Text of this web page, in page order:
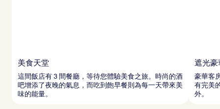
美食天堂
這間飯店有 3 間餐廳，等待您體驗美食之旅。時尚的酒
吧增添了夜晚的氣息，而吃到飽早餐則為每一天帶來美
味的能量。
遮光豪
豪華客
有完美
外。